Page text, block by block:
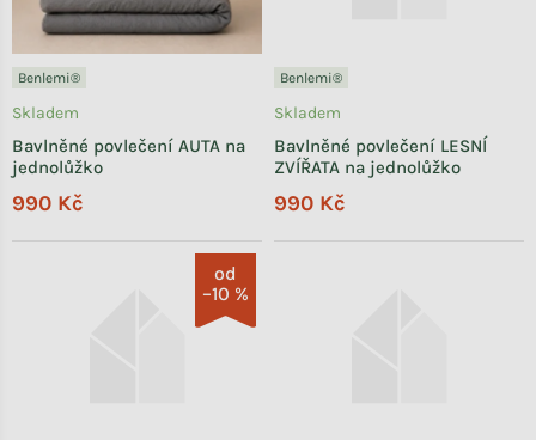
Benlemi®
Bavlněné povlečení AUTA na
jednolůžko
Skladem
990 Kč
Benlemi®
Bavlněné povlečení LESNÍ
ZVÍŘATA na jednolůžko
Skladem
990 Kč
od
–10 %